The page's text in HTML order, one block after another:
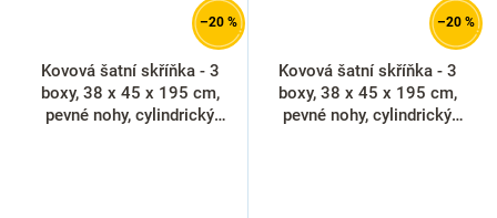
–20 %
Kovová šatní skříňka - 3
boxy, 38 x 45 x 195 cm,
pevné nohy, cylindrický
–20 %
Kovová šatní skříňka - 3
boxy, 38 x 45 x 195 cm,
pevné nohy, cylindrický